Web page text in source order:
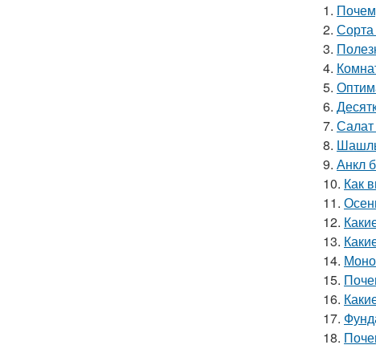
1.
2. Сорта
3.
4.
5.
6.
7. Салат
8.
9. Анкл
10. Как
11.
12.
13.
14.
15.
16.
17.
18.